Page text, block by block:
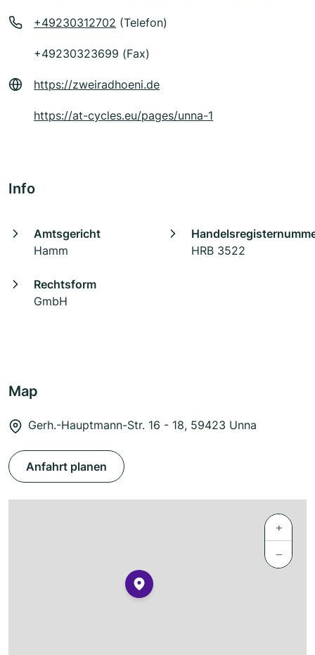
+49230312702 (Telefon)
+49230323699 (Fax)
https://zweiradhoeni.de
https://at-cycles.eu/pages/unna-1
Info
Amtsgericht
Hamm
HRB 3522
Rechtsform
GmbH
Map
Gerh.-Hauptmann-Str. 16 - 18, 59423 Unna
Anfahrt planen
+
−